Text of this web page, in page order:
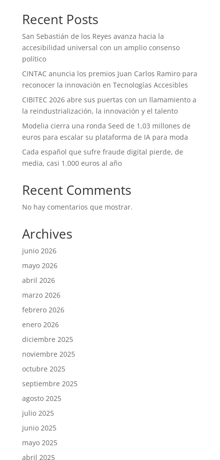
Recent Posts
San Sebastián de los Reyes avanza hacia la
accesibilidad universal con un amplio consenso
político
CINTAC anuncia los premios Juan Carlos Ramiro para
reconocer la innovación en Tecnologías Accesibles
CIBITEC 2026 abre sus puertas con un llamamiento a
la reindustrialización, la innovación y el talento
Modelia cierra una ronda Seed de 1,03 millones de
euros para escalar su plataforma de IA para moda
Cada español que sufre fraude digital pierde, de
media, casi 1.000 euros al año
Recent Comments
No hay comentarios que mostrar.
Archives
junio 2026
mayo 2026
abril 2026
marzo 2026
febrero 2026
enero 2026
diciembre 2025
noviembre 2025
octubre 2025
septiembre 2025
agosto 2025
julio 2025
junio 2025
mayo 2025
abril 2025